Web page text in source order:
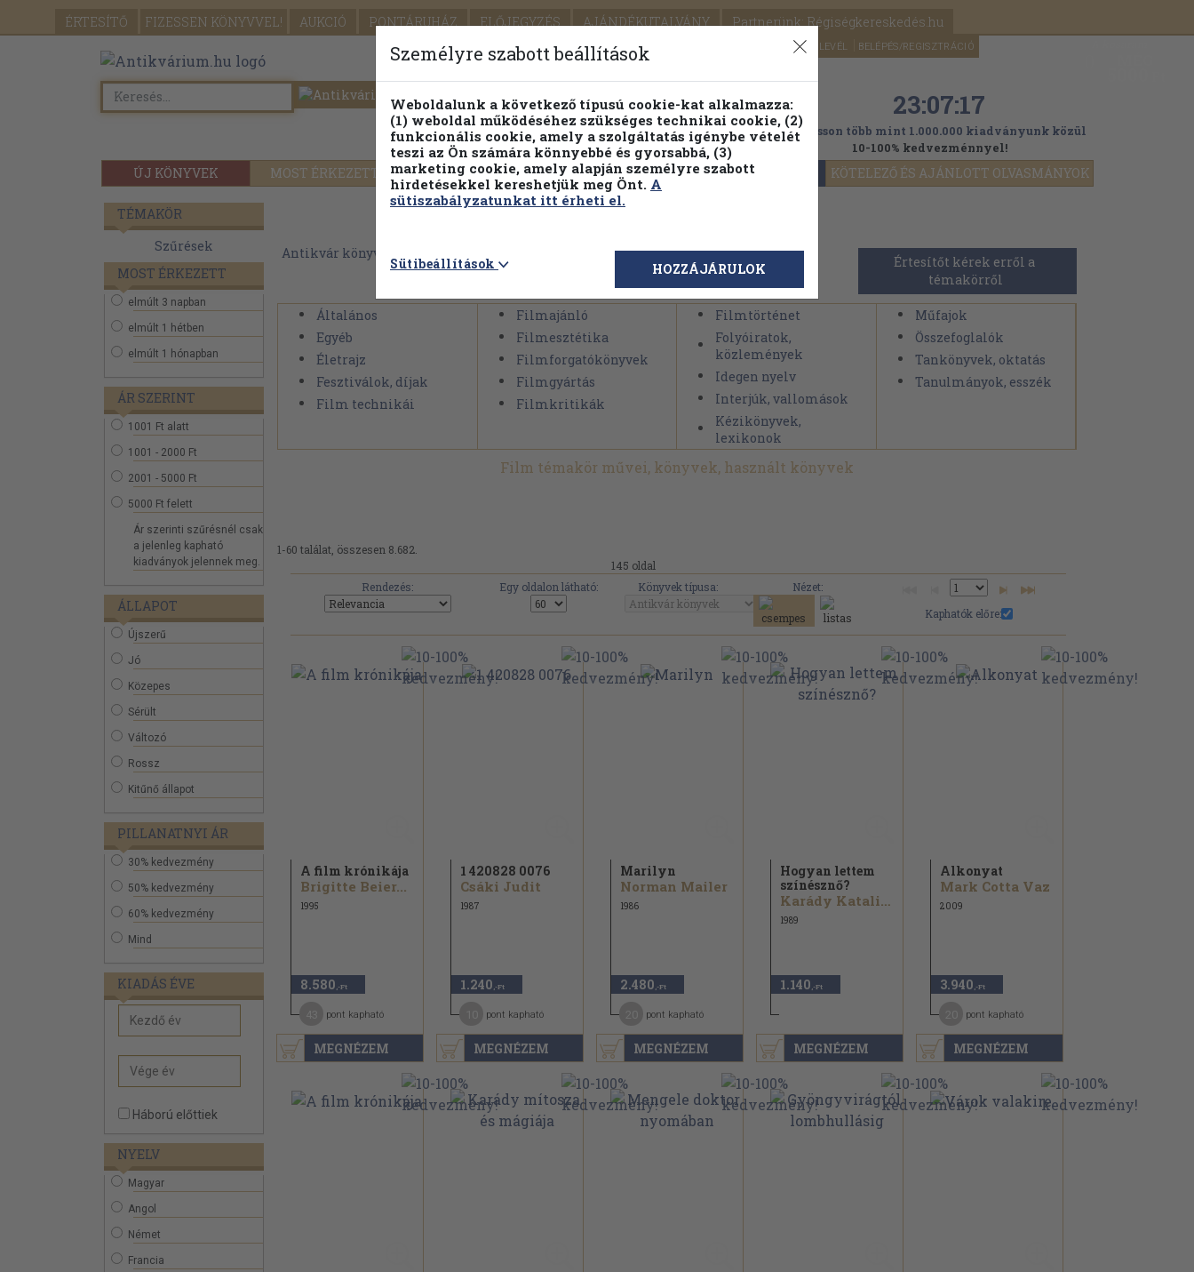
ÉRTESÍTŐ FIZESSEN KÖNYVVEL! AUKCIÓ PONTÁRUHÁZ ELŐJEGYZÉS AJÁNDÉKUTALVÁNY Partnerünk: Régiségkereskedés.hu
SEGÍTSÉG HÍRLEVÉL BELÉPÉS/REGISZTRÁCIÓ
ÚJ KÖNYVEK MOST ÉRKEZETT PILLANATNYI ÁRAINK FENNTARTHATÓ OLVASMÁNYOK KÖTELEZŐ ÉS AJÁNLOTT OLVASMÁNYOK
Részletes kereső Témaköri fa 23:07:15
Válogasson több mint 1.000.000 kiadványunk közül
10-100% kedvezménnyel!
TÉMAKÖR
Szűrések
MOST ÉRKEZETT
elmúlt 3 napban
elmúlt 1 hétben
elmúlt 1 hónapban
ÁR SZERINT
1001 Ft alatt
1001 - 2000 Ft
2001 - 5000 Ft
5000 Ft felett
Ár szerinti szűrésnél csak
a jelenleg kapható
kiadványok jelennek meg.
ÁLLAPOT
Újszerű
Jó
Közepes
Sérült
Változó
Rossz
Kitűnő állapot
PILLANATNYI ÁR
30% kedvezmény
50% kedvezmény
60% kedvezmény
Mind
KIADÁS ÉVE
Háború előttiek
NYELV
Magyar
Angol
Német
Francia
Antikvár könyvek
Értesítőt kérek erről a
témakörről
Általános
Egyéb
Életrajz
Fesztiválok, díjak
Film technikái
Filmajánló
Filmesztétika
Filmforgatókönyvek
Filmgyártás
Filmkritikák
Filmtörténet
Folyóiratok,
közlemények
Idegen nyelv
Interjúk, vallomások
Kézikönyvek,
lexikonok
Műfajok
Összefoglalók
Tankönyvek, oktatás
Tanulmányok, esszék
Film témakör művei, könyvek, használt könyvek
1-60 találat, összesen 8.682.
145 oldal
Rendezés:
Egy oldalon látható: Könyvek típusa:
Nézet:
Kaphatók előre:
MEGNÉZEM
A film krónikája
Brigitte Beier...
1995
8.580 ,-Ft
pont kapható
MEGNÉZEM
1 420828 0076
Csáki Judit
1987
1.240 ,-Ft
pont kapható
MEGNÉZEM
Marilyn
Norman Mailer
1986
2.480 ,-Ft
pont kapható
MEGNÉZEM
Hogyan lettem
színésznő?
Karády Katalin...
1989
1.140 ,-Ft
MEGNÉZEM
Alkonyat
Mark Cotta Vaz
2009
3.940 ,-Ft
pont kapható
Személyre szabott beállítások
Weboldalunk a következő típusú cookie-kat alkalmazza:
(1) weboldal működéséhez szükséges technikai cookie, (2)
funkcionális cookie, amely a szolgáltatás igénybe vételét
teszi az Ön számára könnyebbé és gyorsabbá, (3)
marketing cookie, amely alapján személyre szabott
hirdetésekkel kereshetjük meg Önt. A
sütiszabályzatunkat itt érheti el.
Sütibeállítások HOZZÁJÁRULOK